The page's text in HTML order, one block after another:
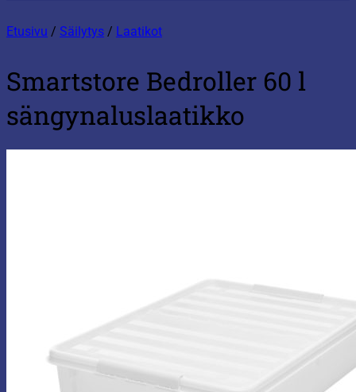
Etusivu / Säilytys / Laatikot
Smartstore Bedroller 60 l
sängynaluslaatikko